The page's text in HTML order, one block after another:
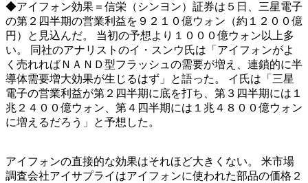
◆アイフォン効果＝信栄（シンヨン）証券は５日、三星電子
の第２四半期の営業利益を９２１０億ウォン（約１２００億
円）と見込んだ。 当初の予想より１０００億ウォン以上多
い。 同社のアナリストのイ・スンウ氏は「アイフォンがよ
く売れればＮＡＮＤ型フラッシュの需要が増え、連鎖的に半
導体需要増大効果が生じるはず」と語った。 イ氏は「三星
電子の営業利益が第２四半期に底を打ち、第３四半期には１
兆２４００億ウォン、第４四半期には１兆４８００億ウォン
に増えるだろう」と予想した。
アイフォンの直接的な効果はそれほど大きくない。 米市場
調査会社アイサプライはアイフォンに使われた部品の価格２